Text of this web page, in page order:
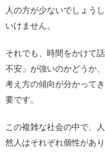
人の方が少ないでしょう
いけません。
それでも、時間をかけて
不安」が強いのかどうか
考え方の傾向が分かって
要です。
この複雑な社会の中で、
然人はそれぞれ個性があ